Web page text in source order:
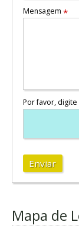
Mensagem *
Por favor,
Enviar
Mapa de